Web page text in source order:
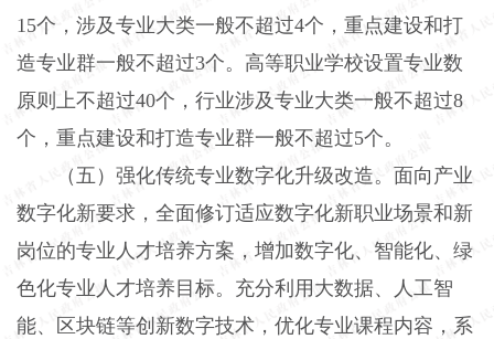
15个，涉及专业大类一般不超过4个，重点建设和打
造专业群一般不超过3个。高等职业学校设置专业数
原则上不超过40个，行业涉及专业大类一般不超过8
个，重点建设和打造专业群一般不超过5个。
（五）强化传统专业数字化升级改造。 面向产业
数字化新要求，全面修订适应数字化新职业场景和新
岗位的专业人才培养方案，增加数字化、智能化、绿
色化专业人才培养目标。充分利用大数据、人工智
能、区块链等创新数字技术，优化专业课程内容，系